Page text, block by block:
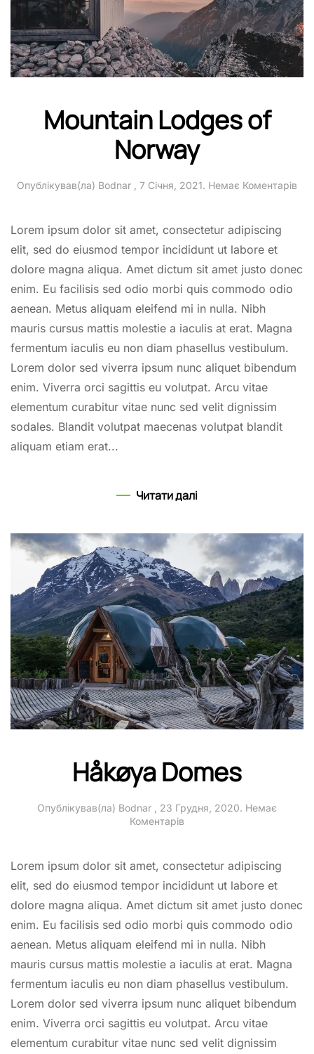
Mountain Lodges of
Norway
Опублікував(ла) Bodnar 7 Січня, 2021. Немає Коментарів
Lorem ipsum dolor sit amet, consectetur adipiscing
elit, sed do eiusmod tempor incididunt ut labore et
dolore magna aliqua. Amet dictum sit amet justo donec
enim. Eu facilisis sed odio morbi quis commodo odio
aenean. Metus aliquam eleifend mi in nulla. Nibh
mauris cursus mattis molestie a iaculis at erat. Magna
fermentum iaculis eu non diam phasellus vestibulum.
Lorem dolor sed viverra ipsum nunc aliquet bibendum
enim. Viverra orci sagittis eu volutpat. Arcu vitae
elementum curabitur vitae nunc sed velit dignissim
sodales. Blandit volutpat maecenas volutpat blandit
aliquam etiam erat...
Читати далі
Håkøya Domes
Опублікував(ла) Bodnar 23 Грудня, 2020. Немає
Коментарів
Lorem ipsum dolor sit amet, consectetur adipiscing
elit, sed do eiusmod tempor incididunt ut labore et
dolore magna aliqua. Amet dictum sit amet justo donec
enim. Eu facilisis sed odio morbi quis commodo odio
aenean. Metus aliquam eleifend mi in nulla. Nibh
mauris cursus mattis molestie a iaculis at erat. Magna
fermentum iaculis eu non diam phasellus vestibulum.
Lorem dolor sed viverra ipsum nunc aliquet bibendum
enim. Viverra orci sagittis eu volutpat. Arcu vitae
elementum curabitur vitae nunc sed velit dignissim